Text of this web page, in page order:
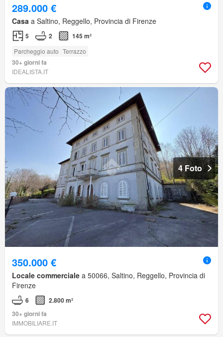
289.000 €
Casa a Saltino, Reggello, Provincia di Firenze
5 2 145 m²
Parcheggio auto Terrazzo
30+ giorni fa
IDEALISTA.IT
4 Foto
350.000 €
Locale commerciale a 50066, Saltino, Reggello, Provincia di
Firenze
6
2.800 m²
30+ giorni fa
IMMOBILIARE.IT